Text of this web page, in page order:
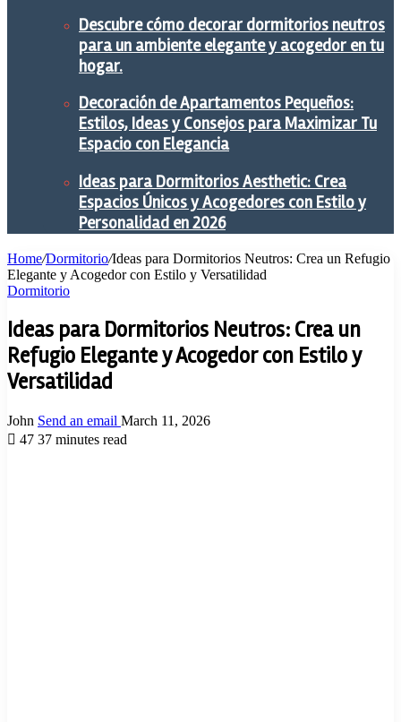
Descubre cómo decorar dormitorios neutros
para un ambiente elegante y acogedor en tu
hogar.
Decoración de Apartamentos Pequeños:
Estilos, Ideas y Consejos para Maximizar Tu
Espacio con Elegancia
Ideas para Dormitorios Aesthetic: Crea
Espacios Únicos y Acogedores con Estilo y
Personalidad en 2026
Home/Dormitorio/Ideas para Dormitorios Neutros: Crea un Refugio
Elegante y Acogedor con Estilo y Versatilidad
Dormitorio
Ideas para Dormitorios Neutros: Crea un
Refugio Elegante y Acogedor con Estilo y
Versatilidad
John Send an email March 11, 2026
47 37 minutes read